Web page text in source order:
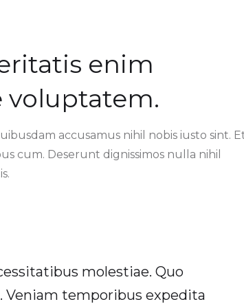
enim
accusamus nihil nobis iusto sint.
cum. Deserunt dignissimos nulla nihil
molestiae. Quo
temporibus expedita